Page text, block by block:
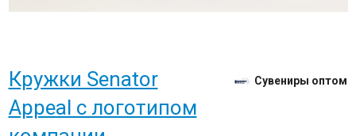
Кружки Senator
Appeal с логотипом
Сувениры оптом